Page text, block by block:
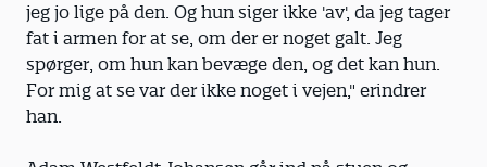
jeg jo lige på den. Og hun siger ikke 'av', da jeg tager
fat i armen for at se, om der er noget galt. Jeg
spørger, om hun kan bevæge den, og det kan hun.
For mig at se var der ikke noget i vejen," erindrer
han.